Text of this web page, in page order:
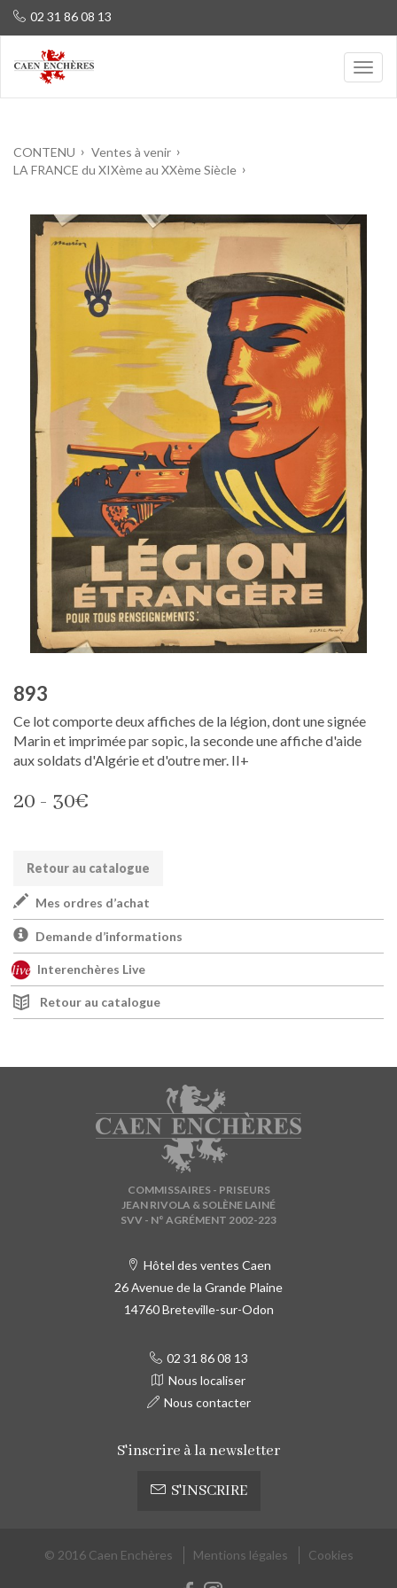
02 31 86 08 13
CONTENU
Ventes à venir
LA FRANCE du XIXème au XXème Siècle
893
Ce lot comporte deux affiches de la légion, dont une signée
Marin et imprimée par sopic, la seconde une affiche d'aide
aux soldats d'Algérie et d'outre mer. II+
20 - 30€
Retour au catalogue
Mes ordres d’achat
Demande d’informations
Interenchères Live
Retour au catalogue
COMMISSAIRES - PRISEURS
JEAN RIVOLA & SOLÈNE LAINÉ
SVV - N° AGRÉMENT 2002-223
Hôtel des ventes Caen
26 Avenue de la Grande Plaine
14760 Breteville-sur-Odon
02 31 86 08 13
Nous localiser
Nous contacter
S'inscrire à la newsletter
S'INSCRIRE
© 2016 Caen Enchères Mentions légales Cookies